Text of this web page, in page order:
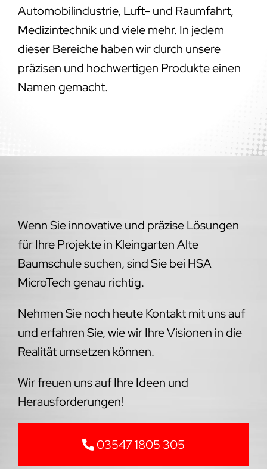
Automobilindustrie, Luft- und Raumfahrt,
Medizintechnik und viele mehr. In jedem
dieser Bereiche haben wir durch unsere
präzisen und hochwertigen Produkte einen
Namen gemacht.
Wenn Sie innovative und präzise Lösungen
für Ihre Projekte in Kleingarten Alte
Baumschule suchen, sind Sie bei HSA
MicroTech genau richtig.
Nehmen Sie noch heute Kontakt mit uns auf
und erfahren Sie, wie wir Ihre Visionen in die
Realität umsetzen können.
Wir freuen uns auf Ihre Ideen und
Herausforderungen!
03547 1805 305